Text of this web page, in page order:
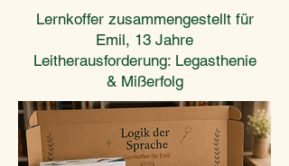
Lernkoffer zusammengestellt für
Emil, 13 Jahre
Leitherausforderung: Legasthenie
& Mißerfolg